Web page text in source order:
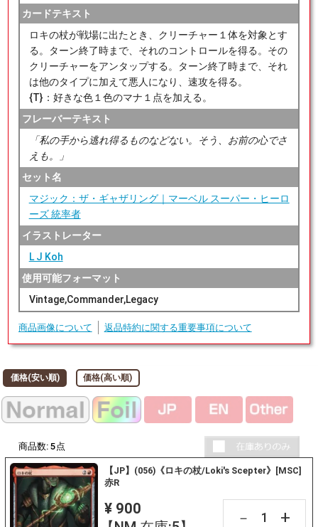
カードテキスト
ロキの杖が戦場に出たとき、クリーチャー１体を対象とす
る。ターン終了時まで、それのコントロールを得る。その
クリーチャーをアンタップする。ターン終了時まで、それ
は他のタイプに加えて悪人になり、速攻を得る。
{T}：好きな色１色のマナ１点を加える。
フレーバーテキスト
「私の手から逃れ得るものなどない。そう、お前の心でさ
えも。」
セット名
マジック：ザ・ギャザリング｜マーベル スーパー・ヒーロ
ーズ 統率者
イラストレーター
L J Koh
使用可能フォーマット
Vintage,Commander,Legacy
商品画像について 返品特約に関する重要事項について
価格(安い順) 価格(高い順)
商品数: 5 点
【JP】(056)《ロキの杖/Loki's Scepter》[MSC]
赤R
¥ 900
－ +